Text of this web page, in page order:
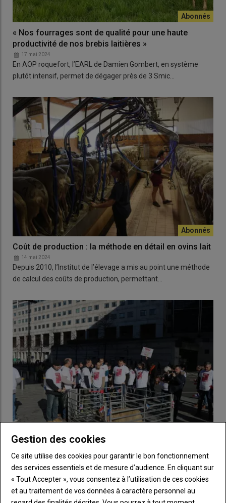
« Nos fourrages sont de qualité pour une haute
productivité de nos brebis laitières »
17 mai 2024
En AOP roquefort, l’EARL de Damien Gombert, en système
plutôt intensif, permet de dégager près de 3 Smic…
Coût de production : la méthode en détail en ovins lait
14 mai 2024
Depuis 2010, l’Institut de l’élevage a mis au point une méthode
de calcul des coûts de production, permettant…
pour 2024
19 février 2024
Oubliés dans les annonces gouvernementales pour tenter de
résoudre les multiples crises traversées par le…
Gestion des cookies
Ce site utilise des cookies pour garantir le bon fonctionnement
des services essentiels et de mesure d’audience. En cliquant sur
« Tout Accepter », vous consentez à l’utilisation de ces cookies
et au traitement de vos données à caractère personnel au